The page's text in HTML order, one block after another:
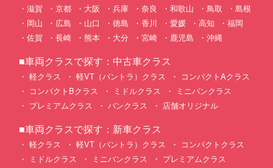
滋賀
京都 大阪 兵庫 奈良 和歌山 鳥取
島根
岡山
広島 山口 徳島 香川 愛媛 高知
福岡
佐賀
長崎 熊本 大分 宮崎 鹿児島 沖縄
■車両クラスで探す：中古車クラス
軽クラス 軽VT（バントラ）クラス
コンパクトAクラス
コンパクトBクラス
ミドルクラス
ミニバンクラス
プレミアムクラス
バンクラス 店舗オリジナル
■車両クラスで探す：新車クラス
軽クラス 軽VT（バントラ）クラス
コンパクトクラス
ミドルクラス
ミニバンクラス プレミアムクラス